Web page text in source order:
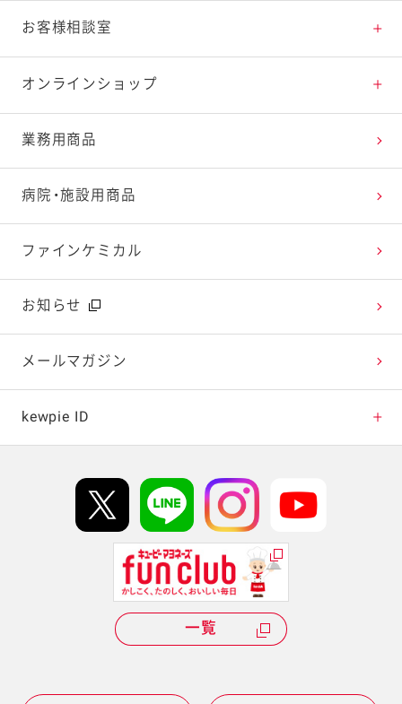
料理の基本
特集レシピ
レシピランキング
レシピ動画
今日のレシピギャラリー
新商品・リニューアル品一覧
販売終了商品一覧
体験・エンタメトップ
マヨテラス（見学施設）
オープンキッチン（工場見学）
深谷テラス ヤサイな仲間たちファーム
おたのしみコンテンツ
広告ギャラリー
テレビ・ラジオ
キャンペーン・イベント
お客様相談室
お客様相談室トップ
よくお寄せいただくご質問
お客様の声を活かしました
オンラインショップ
Qummy
キユーピーウエルネス
業務用商品
病院・施設用商品
ファインケミカル
お知らせ
メールマガジン
kewpie ID
Hi! kewpieについて
Qummyについて
一覧